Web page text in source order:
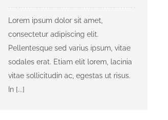
Lorem ipsum dolor sit amet,
consectetur adipiscing elit.
Pellentesque sed varius ipsum, vitae
sodales erat. Etiam elit lorem, lacinia
vitae sollicitudin ac, egestas ut risus.
In [...]